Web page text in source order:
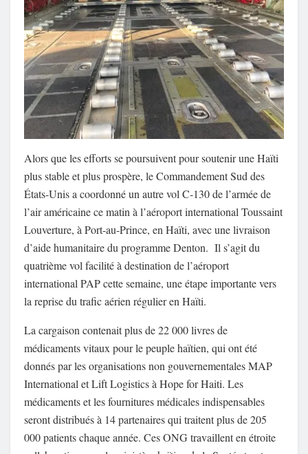
Alors que les efforts se poursuivent pour soutenir une Haïti
plus stable et plus prospère, le Commandement Sud des
États-Unis a coordonné un autre vol C-130 de l’armée de
l’air américaine ce matin à l’aéroport international Toussaint
Louverture, à Port-au-Prince, en Haïti, avec une livraison
d’aide humanitaire du programme Denton. Il s’agit du
quatrième vol facilité à destination de l’aéroport
international PAP cette semaine, une étape importante vers
la reprise du trafic aérien régulier en Haïti.
La cargaison contenait plus de 22 000 livres de
médicaments vitaux pour le peuple haïtien, qui ont été
donnés par les organisations non gouvernementales MAP
International et Lift Logistics à Hope for Haiti. Les
médicaments et les fournitures médicales indispensables
seront distribués à 14 partenaires qui traitent plus de 205
000 patients chaque année. Ces ONG travaillent en étroite